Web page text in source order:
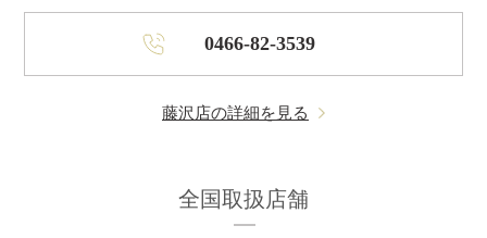
0466-82-3539
藤沢店の詳細を見る
全国取扱店舗